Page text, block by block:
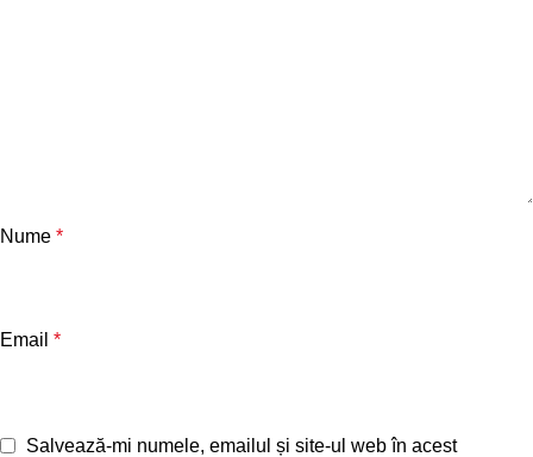
Nume *
Email *
Salvează-mi numele, emailul și site-ul web în acest